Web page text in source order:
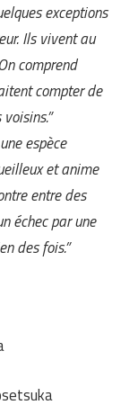
exceptions
Ils vivent au
comprend
compter de
espèce
et anime
entre des
échec par une
des fois.”